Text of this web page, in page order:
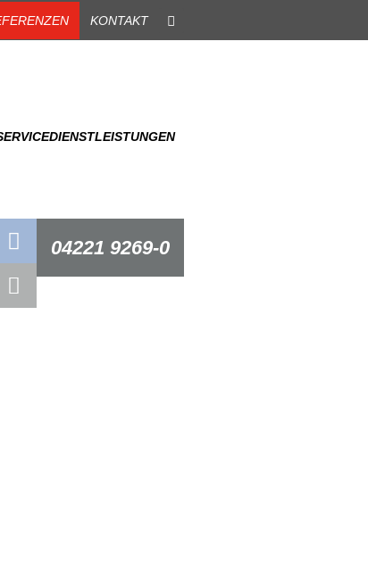
KONTAKT
04221 9269-0